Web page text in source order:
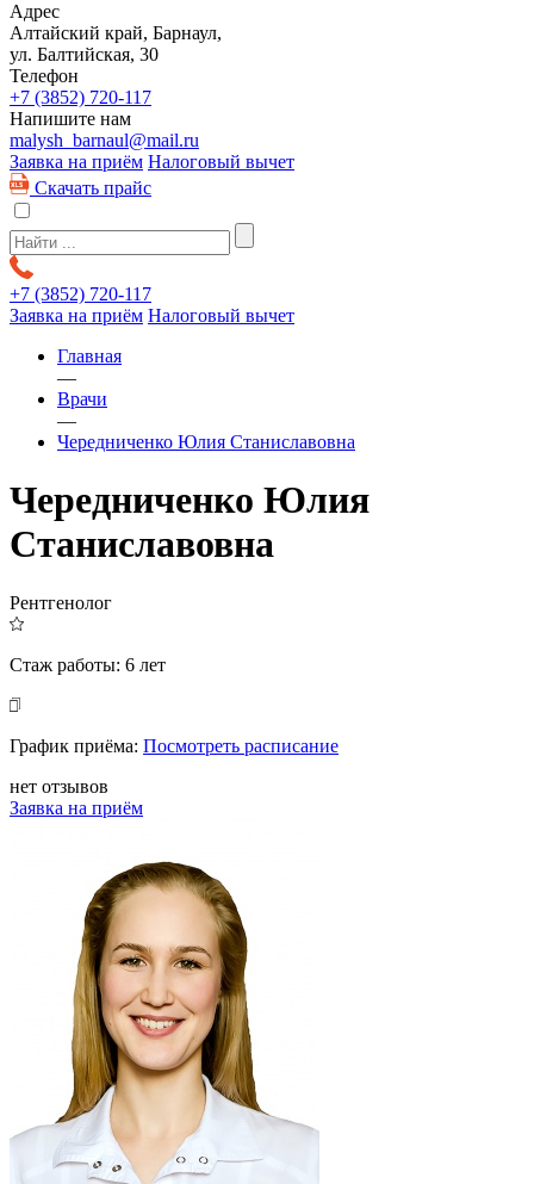
Адрес
Алтайский край, Барнаул,
ул. Балтийская, 30
Телефон
+7 (3852) 720-117
Напишите нам
malysh_barnaul@mail.ru
Заявка на приём Налоговый вычет
Скачать прайс
+7 (3852) 720-117
Заявка на приём Налоговый вычет
Главная
—
Врачи
—
Чередниченко Юлия Станиславовна
Чередниченко Юлия
Станиславовна
Рентгенолог
Стаж работы: 6 лет
График приёма: Посмотреть расписание
нет отзывов
Заявка на приём